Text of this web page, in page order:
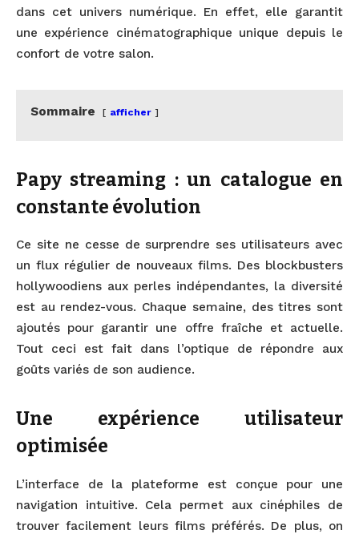
dans cet univers numérique. En effet, elle garantit
une expérience cinématographique unique depuis le
confort de votre salon.
Sommaire afficher
Papy streaming : un catalogue en
constante évolution
Ce site ne cesse de surprendre ses utilisateurs avec
un flux régulier de nouveaux films. Des blockbusters
hollywoodiens aux perles indépendantes, la diversité
est au rendez-vous. Chaque semaine, des titres sont
ajoutés pour garantir une offre fraîche et actuelle.
Tout ceci est fait dans l’optique de répondre aux
goûts variés de son audience.
Une expérience utilisateur
optimisée
L’interface de la plateforme est conçue pour une
navigation intuitive. Cela permet aux cinéphiles de
trouver facilement leurs films préférés. De plus, on